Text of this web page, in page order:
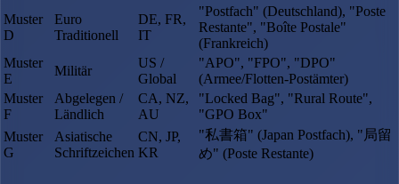
Muster
D
Euro
Traditionell
DE, FR,
IT
"Postfach" (Deutschland), "Poste
Restante", "Boîte Postale"
(Frankreich)
Muster
E
Militär
US /
Global
"APO", "FPO", "DPO"
(Armee/Flotten-Postämter)
Muster
F
Abgelegen /
Ländlich
CA, NZ,
AU
"Locked Bag", "Rural Route",
"GPO Box"
Muster
G
Asiatische
Schriftzeichen
CN, JP,
KR
"私書箱" (Japan Postfach), "局留
め" (Poste Restante)